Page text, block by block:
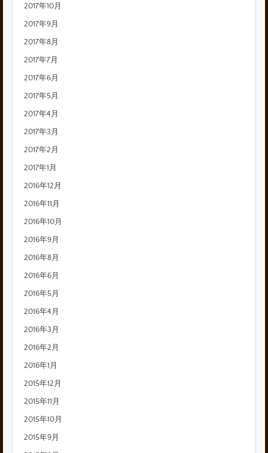
2017年10月
2017年9月
2017年8月
2017年7月
2017年6月
2017年5月
2017年4月
2017年3月
2017年2月
2017年1月
2016年12月
2016年11月
2016年10月
2016年9月
2016年8月
2016年6月
2016年5月
2016年4月
2016年3月
2016年2月
2016年1月
2015年12月
2015年11月
2015年10月
2015年9月